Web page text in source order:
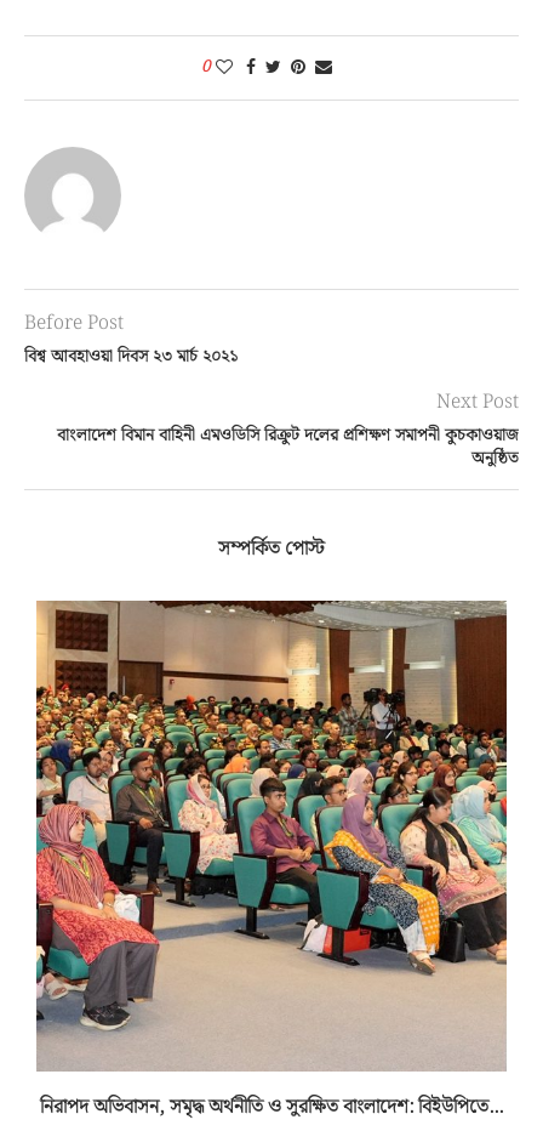
0
Before Post
বিশ্ব আবহাওয়া দিবস ২৩ মার্চ ২০২১
Next Post
বাংলাদেশ বিমান বাহিনী এমওডিসি রিক্রুট দলের প্রশিক্ষণ সমাপনী কুচকাওয়াজ
অনুষ্ঠিত
সম্পর্কিত পোস্ট
নিরাপদ অভিবাসন, সমৃদ্ধ অর্থনীতি ও সুরক্ষিত বাংলাদেশ: বিইউপিতে...